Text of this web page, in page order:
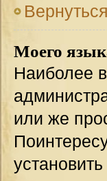
Моего
Наиболее
или же